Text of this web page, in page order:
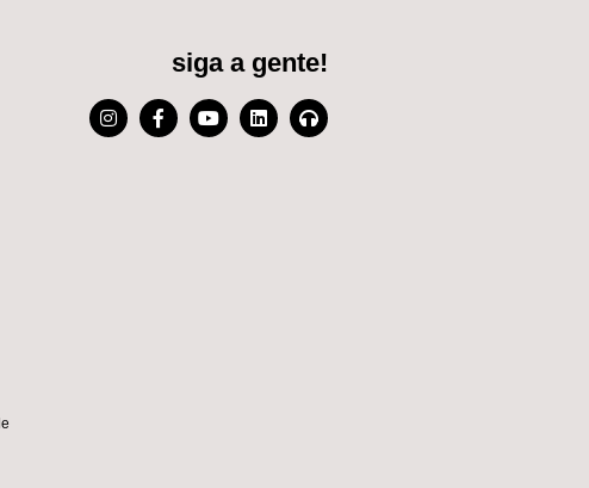
siga a gente!